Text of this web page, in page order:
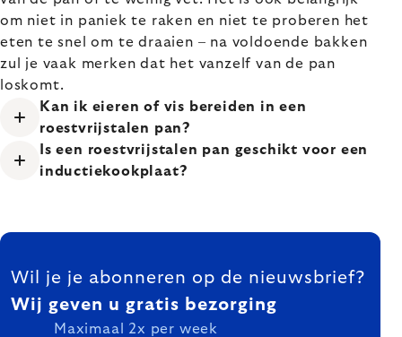
om niet in paniek te raken en niet te proberen het
eten te snel om te draaien – na voldoende bakken
zul je vaak merken dat het vanzelf van de pan
loskomt.
Kan ik eieren of vis bereiden in een
roestvrijstalen pan?
Is een roestvrijstalen pan geschikt voor een
inductiekookplaat?
FOOTER
Wil je je abonneren op de nieuwsbrief?
Wij geven u gratis bezorging
Maximaal 2x per week